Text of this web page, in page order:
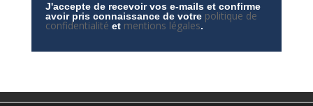
J'accepte de recevoir vos e-mails et confirme
avoir pris connaissance de votre politique de
confidentialité et mentions légales.